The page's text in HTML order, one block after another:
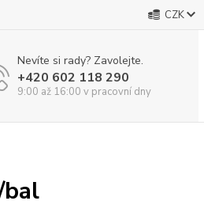
CZK
Nevíte si rady? Zavolejte.
+420 602 118 290
9:00 až 16:00 v pracovní dny